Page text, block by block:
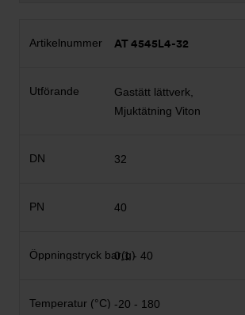
AT 4545L4-32
Gastätt lättverk,
Mjuktätning Viton
32
40
0,1 - 40
-20 - 180